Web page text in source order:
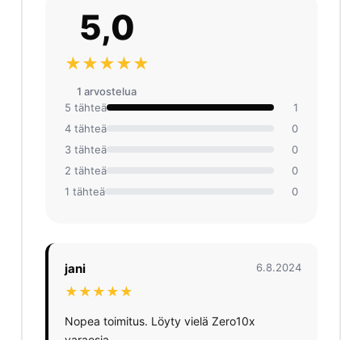
5,0
★★★★★
1 arvosteluа
5 tähteä
1
4 tähteä
0
3 tähteä
0
2 tähteä
0
1 tähteä
0
jani
★★★★★
6.8.2024
Nopea toimitus. Löyty vielä Zero10x